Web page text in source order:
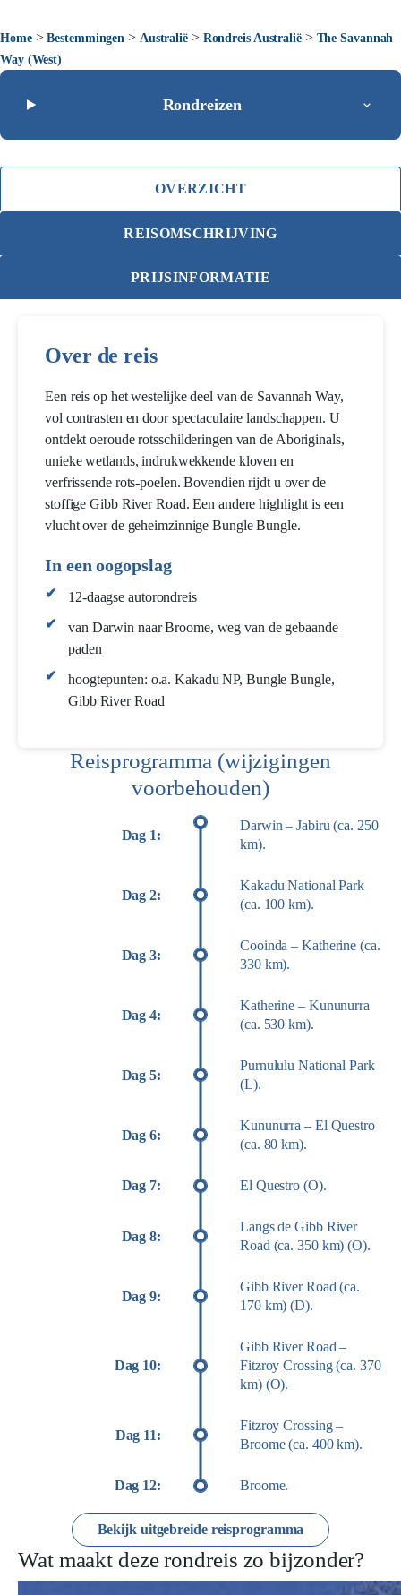
Home>Bestemmingen > Australië> Rondreis Australië> The Savannah
Way (West)
Rondreizen
OVERZICHT
REISOMSCHRIJVING
PRIJSINFORMATIE
Over de reis
Een reis op het westelijke deel van de Savannah Way,
vol contrasten en door spectaculaire landschappen. U
ontdekt oeroude rotsschilderingen van de Aboriginals,
unieke wetlands, indrukwekkende kloven en
verfrissende rots-poelen. Bovendien rijdt u over de
stoffige Gibb River Road. Een andere highlight is een
vlucht over de geheimzinnige Bungle Bungle.
In een oogopslag
12-daagse autorondreis
van Darwin naar Broome, weg van de gebaande
paden
hoogtepunten: o.a. Kakadu NP, Bungle Bungle,
Gibb River Road
Reisprogramma (wijzigingen
voorbehouden)
Dag 1:
Darwin – Jabiru (ca. 250
km).
Dag 2:
Kakadu National Park
(ca. 100 km).
Dag 3:
Cooinda – Katherine (ca.
330 km).
Dag 4:
Katherine – Kununurra
(ca. 530 km).
Dag 5:
Purnululu National Park
(L).
Dag 6:
Kununurra – El Questro
(ca. 80 km).
Dag 7: El Questro (O).
Dag 8:
Langs de Gibb River
Road (ca. 350 km) (O).
Dag 9:
Gibb River Road (ca.
170 km) (D).
Dag 10:
Gibb River Road –
Fitzroy Crossing (ca. 370
km) (O).
Dag 11:
Fitzroy Crossing –
Broome (ca. 400 km).
Dag 12: Broome.
Bekijk uitgebreide reisprogramma
Wat maakt deze rondreis zo bijzonder?